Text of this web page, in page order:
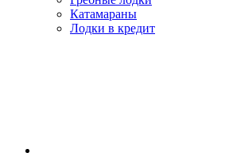
Катамараны
Лодки в кредит